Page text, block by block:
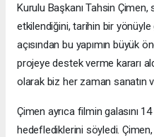
Kurulu Başkanı Tahsin
etkilendiğini, tarihin bir yönüyle
açısından bu yapımın büyük
projeye destek verme kararı
olarak biz her zaman sanatın
Çimen ayrıca filmin galasını
hedeflediklerini söyledi.